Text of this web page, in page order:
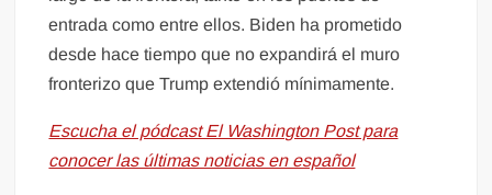
entrada como entre ellos. Biden ha prometido
desde hace tiempo que no expandirá el muro
fronterizo que Trump extendió mínimamente.
Escucha el pódcast El Washington Post para
conocer las últimas noticias en español